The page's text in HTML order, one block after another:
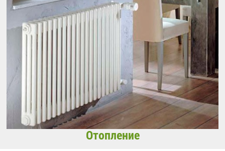
Отопление